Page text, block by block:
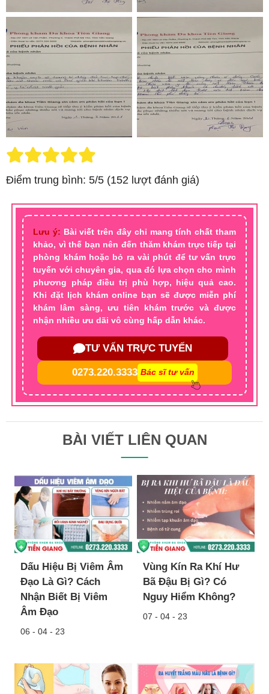
Điểm trung bình: 5/5 (152 lượt đánh giá)
Lưu ý: Bài viết trên đây chỉ mang tính chất tham
khảo, vì thế bạn nên đến thăm khám trực tiếp tại
phòng khám hoặc bỏ ra vài phút để tư vấn trực
tuyến với chuyên gia, qua đó lựa chọn cho mình
phương pháp điều trị phù hợp, hiệu quả cao.
Khi đặt lịch khám online bạn sẽ được miễn phí
khám lâm sàng, ưu tiên khám trước và được
nhận nhiều ưu dãi vô cùng hấp dẫn khác.
TƯ VẤN TRỰC TUYẾN
0273.220.3333 Bác sĩ tư vấn
BÀI VIẾT LIÊN QUAN
Dấu Hiệu Bị Viêm Âm
Đạo Là Gì? Cách
Nhận Biết Bị Viêm
Âm Đạo
06 - 04 - 23
Vùng Kín Ra Khí Hư
Bã Đậu Bị Gì? Có
Nguy Hiểm Không?
07 - 04 - 23